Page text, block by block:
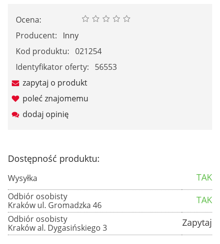
Ocena:
Producent:
Inny
Kod produktu: 021254
Identyfikator oferty:
56553
zapytaj o produkt
poleć znajomemu
dodaj opinię
Dostępność produktu:
Wysyłka TAK
Odbiór osobisty
Kraków ul. Gromadzka 46
TAK
Odbiór osobisty
Kraków al. Dygasińskiego 3
Zapytaj